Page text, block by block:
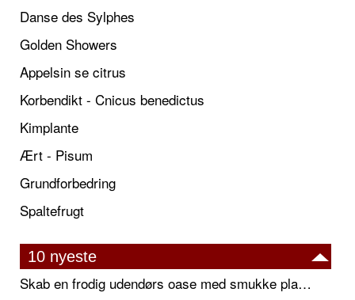
Danse des Sylphes
Golden Showers
Appelsin se citrus
Korbendikt - Cnicus benedictus
Kimplante
Ært - Pisum
Grundforbedring
Spaltefrugt
10 nyeste
Skab en frodig udendørs oase med smukke plantekrukker og elegante espalier